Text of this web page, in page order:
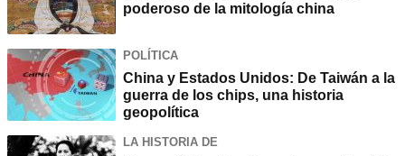
poderoso de la mitología china
POLÍTICA
China y Estados Unidos: De Taiwán a la
guerra de los chips, una historia
geopolítica
LA HISTORIA DE